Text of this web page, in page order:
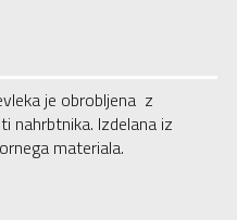
je obrobljena z
nahrbtnika. Izdelana iz
materiala.